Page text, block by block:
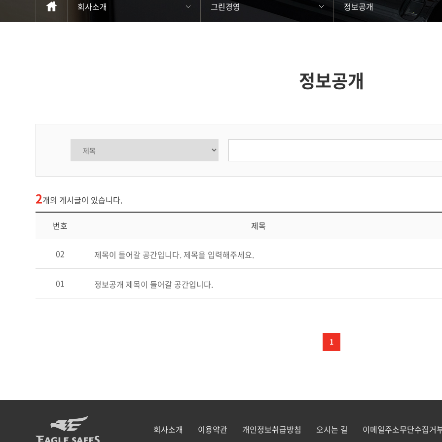
회사소개 그린경영 정보공개
정보공개
2개의 게시글이 있습니다.
번호 제목
02 제목이 들어갈 공간입니다. 제목을 입력해주세요.
01 정보공개 제목이 들어갈 공간입니다.
1
회사소개 이용약관 개인정보취급방침 오시는 길 이메일주소무단수집거